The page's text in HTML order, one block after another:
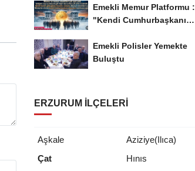
Emekli Memur Platformu :
"Kendi Cumhurbaşkanı
Emekli Polisler Yemekte
Buluştu
ERZURUM İLÇELERI
Aşkale
Aziziye(Ilıca)
Çat
Hınıs